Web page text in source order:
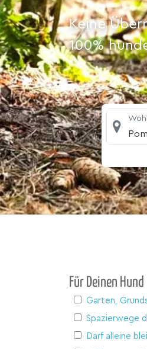
Keine
100%
Für Deinen Hund
Garten,
Spazierwege
Darf alleine